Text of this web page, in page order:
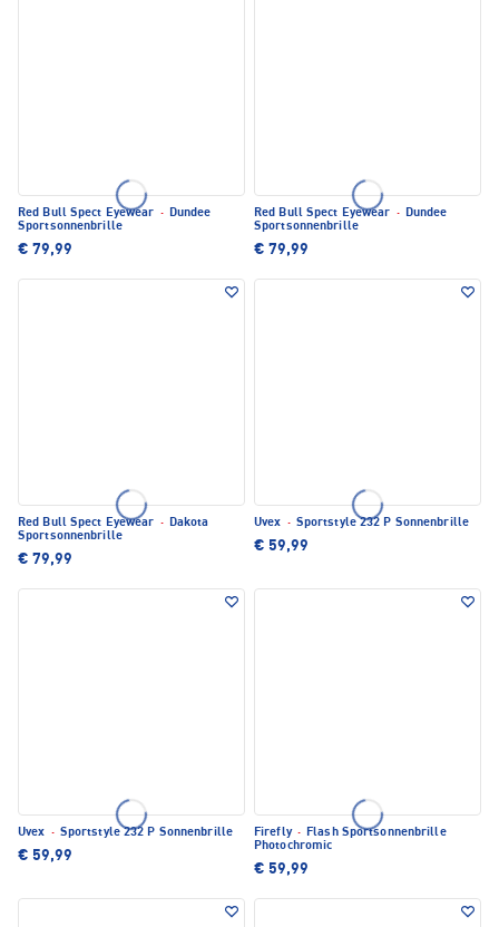
Red Bull Spect Eyewear · Dundee
Sportsonnenbrille
€ 79,99
Red Bull Spect Eyewear · Dundee
Sportsonnenbrille
€ 79,99
Red Bull Spect Eyewear · Dakota
Sportsonnenbrille
€ 79,99
Uvex · Sportstyle 232 P Sonnenbrille
€ 59,99
Uvex · Sportstyle 232 P Sonnenbrille
€ 59,99
Firefly · Flash Sportsonnenbrille
Photochromic
€ 59,99